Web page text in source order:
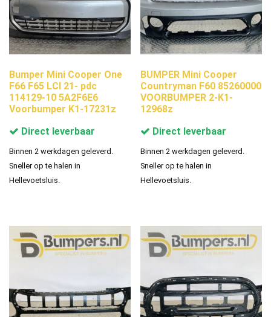
Bumper Mini Cooper One
F66 F65 LCI 21- pdc
114129-10 5A2F6E6
Voorbumper K1-17231z
Direct leverbaar
Binnen 2 werkdagen geleverd.
Sneller op te halen in
Hellevoetsluis.
BUMPER Mini Cooper
Countryman F60 85260000
VOORBUMPER 2-K1-
12968z
Direct leverbaar
Binnen 2 werkdagen geleverd.
Sneller op te halen in
Hellevoetsluis.